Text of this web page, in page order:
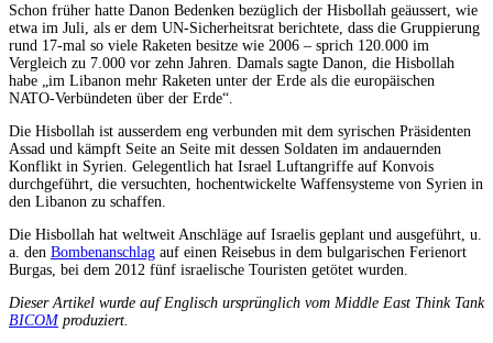
Schon früher hatte Danon Bedenken bezüglich der Hisbollah geäussert, wie
etwa im Juli, als er dem UN-Sicherheitsrat berichtete, dass die Gruppierung
rund 17-mal so viele Raketen besitze wie 2006 – sprich 120.000 im
Vergleich zu 7.000 vor zehn Jahren. Damals sagte Danon, die Hisbollah
habe „im Libanon mehr Raketen unter der Erde als die europäischen
NATO-Verbündeten über der Erde“.
Die Hisbollah ist ausserdem eng verbunden mit dem syrischen Präsidenten
Assad und kämpft Seite an Seite mit dessen Soldaten im andauernden
Konflikt in Syrien. Gelegentlich hat Israel Luftangriffe auf Konvois
durchgeführt, die versuchten, hochentwickelte Waffensysteme von Syrien in
den Libanon zu schaffen.
Die Hisbollah hat weltweit Anschläge auf Israelis geplant und ausgeführt, u.
a. den Bombenanschlag auf einen Reisebus in dem bulgarischen Ferienort
Burgas, bei dem 2012 fünf israelische Touristen getötet wurden.
Dieser Artikel wurde auf Englisch ursprünglich vom Middle East Think Tank
BICOMproduziert.